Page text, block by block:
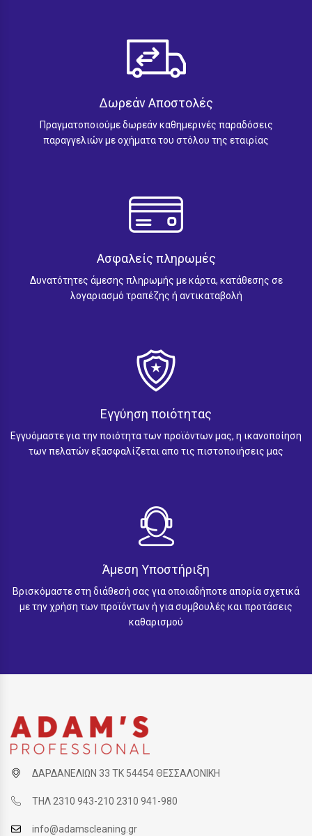
Δωρεάν Αποστολές
Πραγματοποιούμε δωρεάν καθημερινές παραδόσεις
παραγγελιών με οχήματα του στόλου της εταιρίας
Ασφαλείς πληρωμές
Δυνατότητες άμεσης πληρωμής με κάρτα, κατάθεσης σε
λογαριασμό τραπέζης ή αντικαταβολή
Εγγύηση ποιότητας
Εγγυόμαστε για την ποιότητα των προϊόντων μας, η ικανοποίηση
των πελατών εξασφαλίζεται απο τις πιστοποιήσεις μας
Άμεση Υποστήριξη
Βρισκόμαστε στη διάθεσή σας για οποιαδήποτε απορία σχετικά
με την χρήση των προϊόντων ή για συμβουλές και προτάσεις
καθαρισμού
ΔΑΡΔΑΝΕΛΙΩΝ 33 ΤΚ 54454 ΘΕΣΣΑΛΟΝΙΚΗ
ΤΗΛ 2310 943-210 2310 941-980
info@adamscleaning.gr